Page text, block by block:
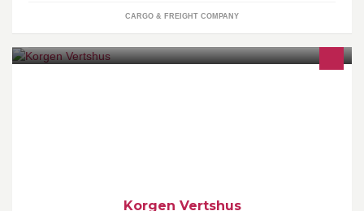
CARGO & FREIGHT COMPANY
Korgen Vertshus